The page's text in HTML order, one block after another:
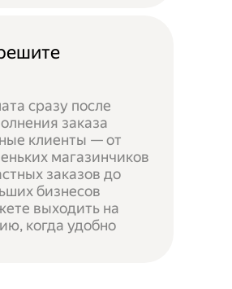
сразу после
заказа
клиенты — от
магазинчиков
заказов до
бизнесов
выходить на
когда удобно